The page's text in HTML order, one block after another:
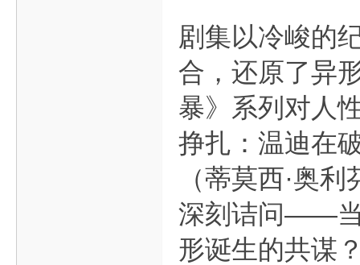
剧集以冷峻的
合，还原了异
暴》系列对人
挣扎：温迪在
（蒂莫西·奥
深刻诘问——当
形诞生的共谋